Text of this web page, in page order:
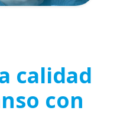
calidad
con